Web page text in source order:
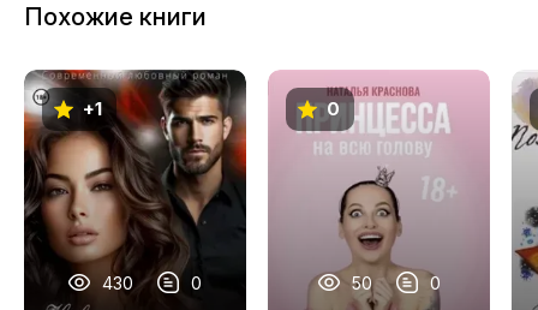
12
13
Похожие книги
+1
430 0
0
50 0